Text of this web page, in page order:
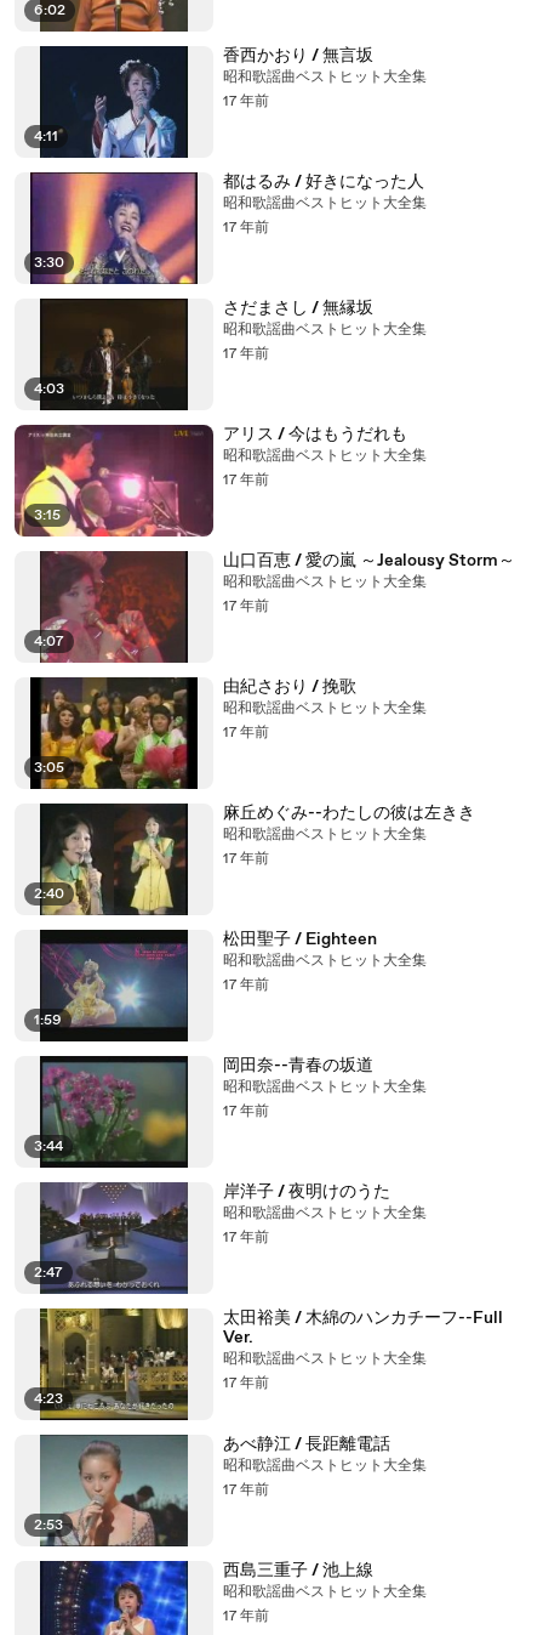
6:02
4:11
香西かおり / 無言坂
昭和歌謡曲ベストヒット大全集
17 年前
3:30
都はるみ / 好きになった人
昭和歌謡曲ベストヒット大全集
17 年前
4:03
さだまさし / 無縁坂
昭和歌謡曲ベストヒット大全集
17 年前
3:15
アリス / 今はもうだれも
昭和歌謡曲ベストヒット大全集
17 年前
4:07
山口百恵 / 愛の嵐 ～Jealousy Storm～
昭和歌謡曲ベストヒット大全集
17 年前
3:05
由紀さおり / 挽歌
昭和歌謡曲ベストヒット大全集
17 年前
2:40
麻丘めぐみ--わたしの彼は左きき
昭和歌謡曲ベストヒット大全集
17 年前
1:59
松田聖子 / Eighteen
昭和歌謡曲ベストヒット大全集
17 年前
3:44
岡田奈--青春の坂道
昭和歌謡曲ベストヒット大全集
17 年前
2:47
岸洋子 / 夜明けのうた
昭和歌謡曲ベストヒット大全集
17 年前
4:23
太田裕美 / 木綿のハンカチーフ--Full
Ver.
昭和歌謡曲ベストヒット大全集
17 年前
2:53
あべ静江 / 長距離電話
昭和歌謡曲ベストヒット大全集
17 年前
西島三重子 / 池上線
昭和歌謡曲ベストヒット大全集
17 年前